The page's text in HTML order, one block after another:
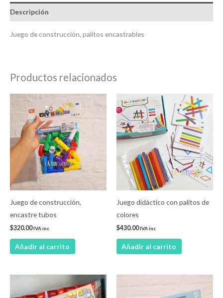
Descripción
Juego de construcción, palitos encastrables
Productos relacionados
Juego de construcción,
encastre tubos
$320.00IVA inc
Añadir al carrito
Juego didáctico con palitos de
colores
$430.00IVA inc
Añadir al carrito